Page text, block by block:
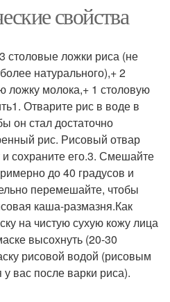
свойства
столовые ложки риса (не
натурального),+ 2
ложку молока,+ 1 столовую
Отварите рис в воде в
он стал достаточно
рис. Рисовый отвар
сохраните его.3. Смешайте
до 40 градусов и
перемешайте, чтобы
каша-размазня.Как
на чистую сухую кожу лица
высохнуть (20-30
рисовой водой (рисовым
вас после варки риса).